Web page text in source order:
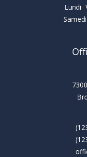
Lundi-